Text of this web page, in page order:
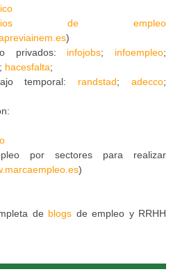
de empleo
)
privados: infojobs; infoempleo;
; hacesfalta;
temporal: randstad;adecco;
por sectores para realizar
)
de blogs de empleo y RRHH